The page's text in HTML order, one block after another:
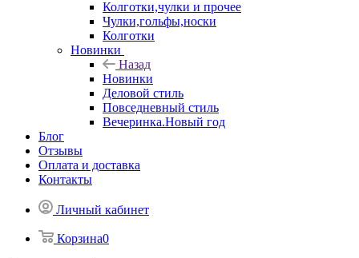
Колготки,чулки и прочее
Чулки,гольфы,носки
Колготки
Новинки
Назад
Новинки
Деловой стиль
Повседневный стиль
Вечеринка.Новый год
Блог
Отзывы
Оплата и доставка
Контакты
Личный кабинет
Корзина0